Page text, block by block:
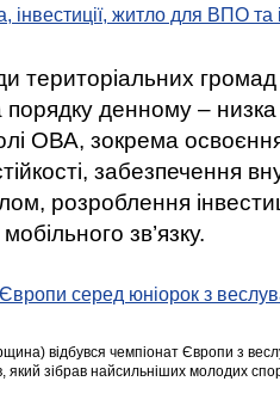
інвестиції, житло для ВПО
територіальних громад
порядку денному –
ОВА, зокрема освоєння
забезпечення
розроблення
зв’язку.
серед юніорок з
відбувся чемпіонат Європи з
який зібрав найсильніших молодих